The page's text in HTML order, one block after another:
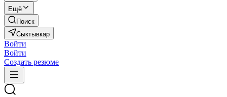
Ещё
Поиск
Сыктывкар
Войти
Войти
Создать резюме